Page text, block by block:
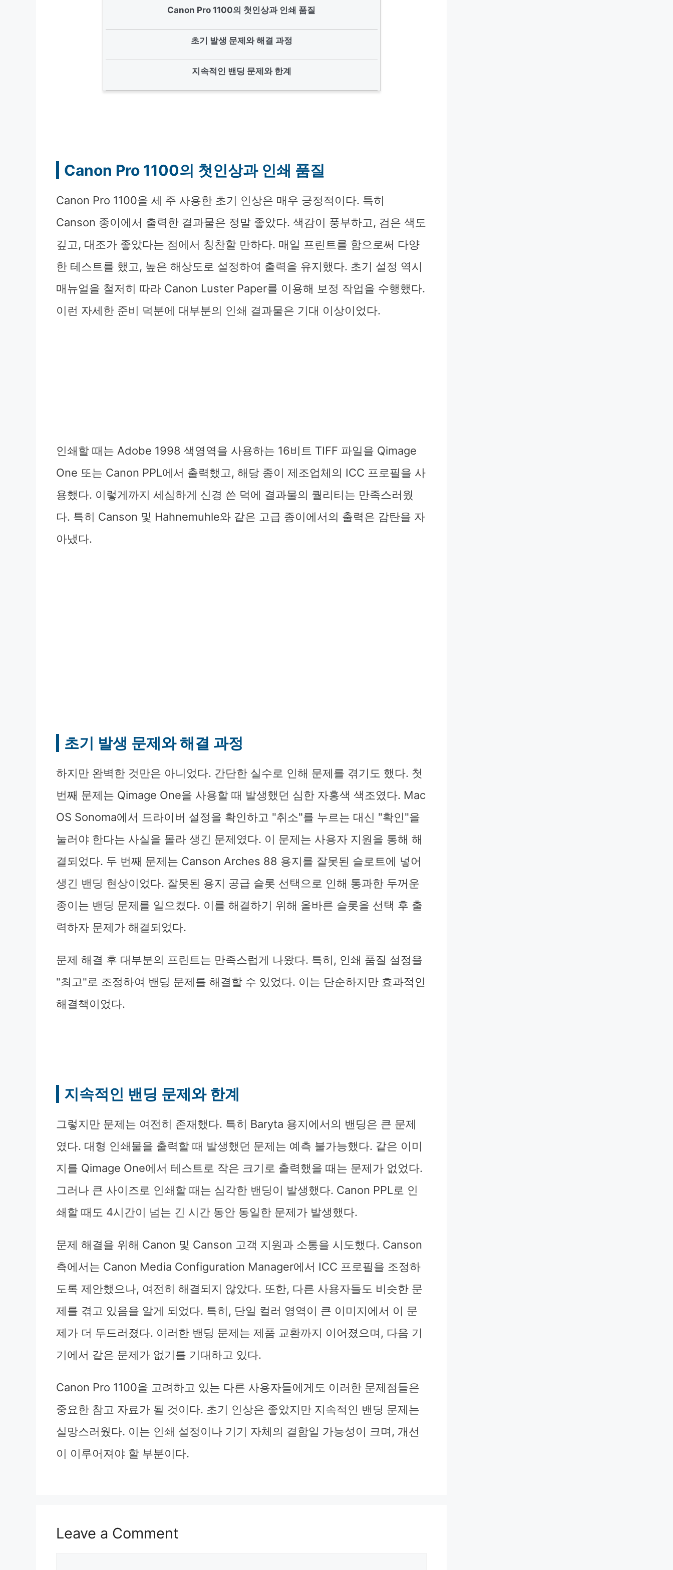
Canon Pro 1100의 첫인상과 인쇄 품질
초기 발생 문제와 해결 과정
지속적인 밴딩 문제와 한계
Canon Pro 1100의 첫인상과 인쇄 품질
Canon Pro 1100을 세 주 사용한 초기 인상은 매우 긍정적이다. 특히
Canson 종이에서 출력한 결과물은 정말 좋았다. 색감이 풍부하고, 검은 색도
깊고, 대조가 좋았다는 점에서 칭찬할 만하다. 매일 프린트를 함으로써 다양
한 테스트를 했고, 높은 해상도로 설정하여 출력을 유지했다. 초기 설정 역시
매뉴얼을 철저히 따라 Canon Luster Paper를 이용해 보정 작업을 수행했다.
이런 자세한 준비 덕분에 대부분의 인쇄 결과물은 기대 이상이었다.
인쇄할 때는 Adobe 1998 색영역을 사용하는 16비트 TIFF 파일을 Qimage
One 또는 Canon PPL에서 출력했고, 해당 종이 제조업체의 ICC 프로필을 사
용했다. 이렇게까지 세심하게 신경 쓴 덕에 결과물의 퀄리티는 만족스러웠
다. 특히 Canson 및 Hahnemuhle와 같은 고급 종이에서의 출력은 감탄을 자
아냈다.
초기 발생 문제와 해결 과정
하지만 완벽한 것만은 아니었다. 간단한 실수로 인해 문제를 겪기도 했다. 첫
번째 문제는 Qimage One을 사용할 때 발생했던 심한 자홍색 색조였다. Mac
OS Sonoma에서 드라이버 설정을 확인하고 "취소"를 누르는 대신 "확인"을
눌러야 한다는 사실을 몰라 생긴 문제였다. 이 문제는 사용자 지원을 통해 해
결되었다. 두 번째 문제는 Canson Arches 88 용지를 잘못된 슬로트에 넣어
생긴 밴딩 현상이었다. 잘못된 용지 공급 슬롯 선택으로 인해 통과한 두꺼운
종이는 밴딩 문제를 일으켰다. 이를 해결하기 위해 올바른 슬롯을 선택 후 출
력하자 문제가 해결되었다.
문제 해결 후 대부분의 프린트는 만족스럽게 나왔다. 특히, 인쇄 품질 설정을
"최고"로 조정하여 밴딩 문제를 해결할 수 있었다. 이는 단순하지만 효과적인
해결책이었다.
지속적인 밴딩 문제와 한계
그렇지만 문제는 여전히 존재했다. 특히 Baryta 용지에서의 밴딩은 큰 문제
였다. 대형 인쇄물을 출력할 때 발생했던 문제는 예측 불가능했다. 같은 이미
지를 Qimage One에서 테스트로 작은 크기로 출력했을 때는 문제가 없었다.
그러나 큰 사이즈로 인쇄할 때는 심각한 밴딩이 발생했다. Canon PPL로 인
쇄할 때도 4시간이 넘는 긴 시간 동안 동일한 문제가 발생했다.
문제 해결을 위해 Canon 및 Canson 고객 지원과 소통을 시도했다. Canson
측에서는 Canon Media Configuration Manager에서 ICC 프로필을 조정하
도록 제안했으나, 여전히 해결되지 않았다. 또한, 다른 사용자들도 비슷한 문
제를 겪고 있음을 알게 되었다. 특히, 단일 컬러 영역이 큰 이미지에서 이 문
제가 더 두드러졌다. 이러한 밴딩 문제는 제품 교환까지 이어졌으며, 다음 기
기에서 같은 문제가 없기를 기대하고 있다.
Canon Pro 1100을 고려하고 있는 다른 사용자들에게도 이러한 문제점들은
중요한 참고 자료가 될 것이다. 초기 인상은 좋았지만 지속적인 밴딩 문제는
실망스러웠다. 이는 인쇄 설정이나 기기 자체의 결함일 가능성이 크며, 개선
이 이루어져야 할 부분이다.
Leave a Comment